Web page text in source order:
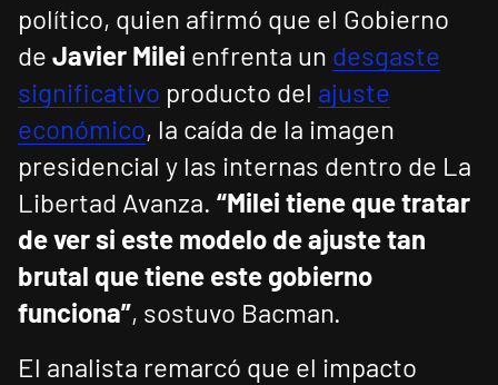
político, quien afirmó que el Gobierno
de Javier Milei enfrenta un desgaste
significativo producto del ajuste
económico, la caída de la imagen
presidencial y las internas dentro de La
Libertad Avanza. “Milei tiene que tratar
de ver si este modelo de ajuste tan
brutal que tiene este gobierno
funciona”, sostuvo Bacman.
El analista remarcó que el impacto